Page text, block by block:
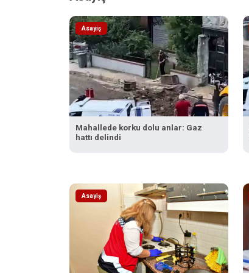
Asayiş
Mahallede korku dolu anlar: Gaz
hattı delindi
Asayiş